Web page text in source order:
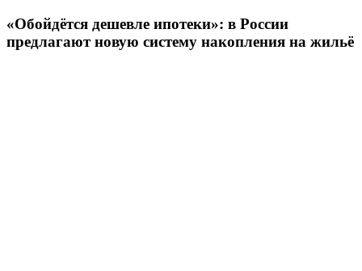
«Обойдётся дешевле ипотеки»: в России
предлагают новую систему накопления на жильё